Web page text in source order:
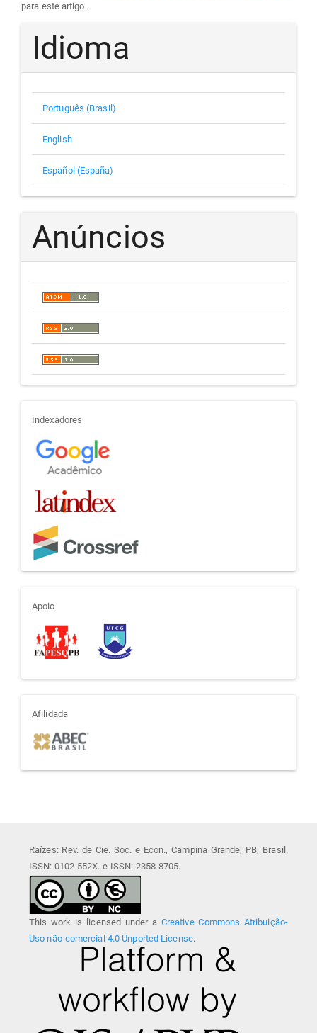
para este artigo.
Idioma
Português (Brasil)
English
Español (España)
Anúncios
indexadores
Indexadores
apoio
Apoio
afiliada
Afilidada
Raízes: Rev. de Cie. Soc. e Econ., Campina Grande, PB, Brasil.
ISSN: 0102-552X. e-ISSN: 2358-8705.
This work is licensed under a Creative Commons Atribuição-
Uso não-comercial 4.0 Unported License.